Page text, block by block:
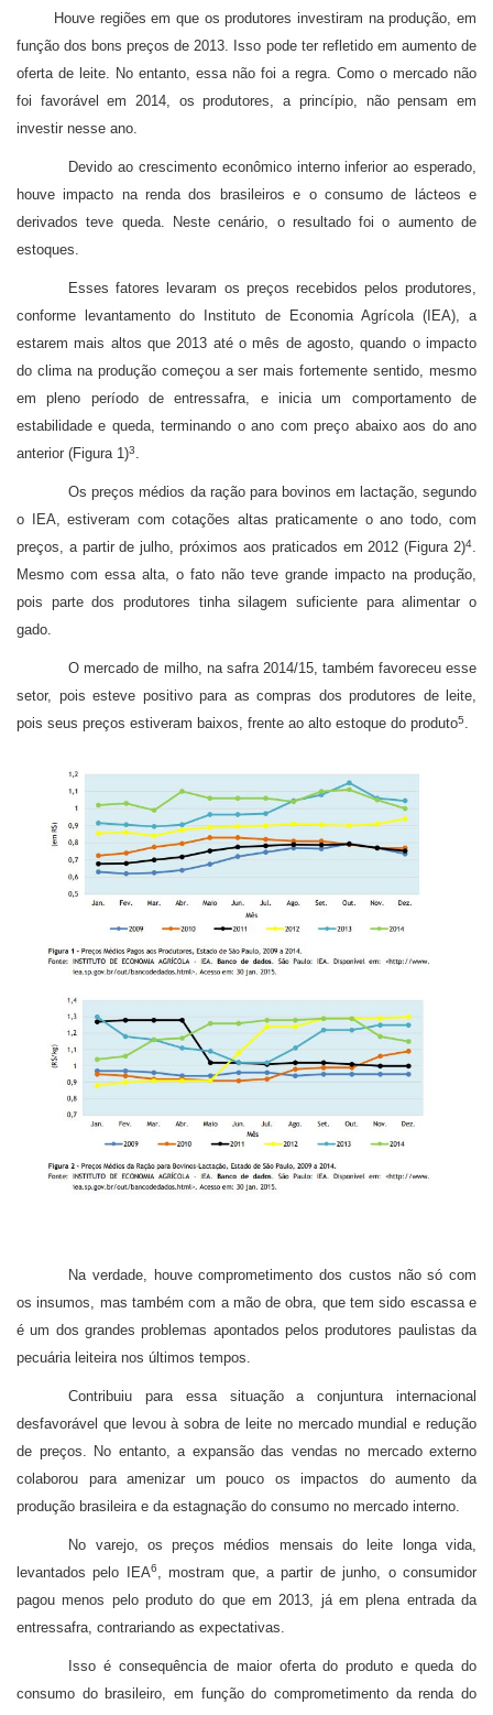
Houve regiões em que os produtores investiram na produção, em
função dos bons preços de 2013. Isso pode ter refletido em aumento de
oferta de leite. No entanto, essa não foi a regra. Como o mercado não
foi favorável em 2014, os produtores, a princípio, não pensam em
investir nesse ano.
Devido ao crescimento econômico interno inferior ao esperado,
houve impacto na renda dos brasileiros e o consumo de lácteos e
derivados teve queda. Neste cenário, o resultado foi o aumento de
estoques.
Esses fatores levaram os preços recebidos pelos produtores,
conforme levantamento do Instituto de Economia Agrícola (IEA), a
estarem mais altos que 2013 até o mês de agosto, quando o impacto
do clima na produção começou a ser mais fortemente sentido, mesmo
em pleno período de entressafra, e inicia um comportamento de
estabilidade e queda, terminando o ano com preço abaixo aos do ano
anterior (Figura 1)3.
Os preços médios da ração para bovinos em lactação, segundo
o IEA, estiveram com cotações altas praticamente o ano todo, com
preços, a partir de julho, próximos aos praticados em 2012 (Figura 2)4.
Mesmo com essa alta, o fato não teve grande impacto na produção,
pois parte dos produtores tinha silagem suficiente para alimentar o
gado.
O mercado de milho, na safra 2014/15, também favoreceu esse
setor, pois esteve positivo para as compras dos produtores de leite,
pois seus preços estiveram baixos, frente ao alto estoque do produto5.
Na verdade, houve comprometimento dos custos não só com
os insumos, mas também com a mão de obra, que tem sido escassa e
é um dos grandes problemas apontados pelos produtores paulistas da
pecuária leiteira nos últimos tempos.
Contribuiu para essa situação a conjuntura internacional
desfavorável que levou à sobra de leite no mercado mundial e redução
de preços.
No entanto, a expansão das vendas no mercado externo
colaborou para amenizar um pouco os impactos do aumento da
produção brasileira e da estagnação do consumo no mercado interno.
No varejo, os preços médios mensais do leite longa vida,
levantados pelo IEA6
, mostram que, a partir de junho, o consumidor
pagou menos pelo produto do que em 2013, já em plena entrada da
entressafra, contrariando as expectativas.
Isso é consequência de maior oferta do produto e queda do
consumo do brasileiro, em função do comprometimento da renda do